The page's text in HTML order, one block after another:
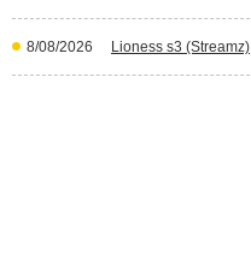
8/08/2026 Lioness s3 (Streamz)